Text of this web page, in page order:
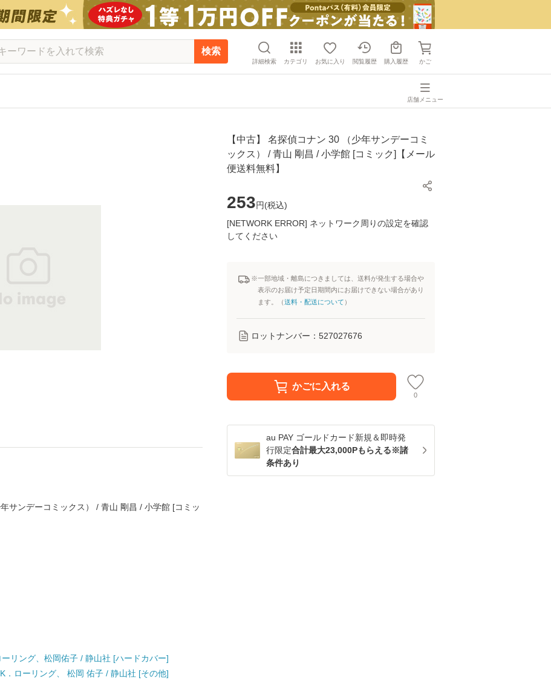
検索
詳細検索 カテゴリ お気に入り 閲覧履歴 購入履歴 かご
店舗メニュー
【中古】 名探偵コナン 30 （少年サンデーコミ
ックス） / 青山 剛昌 / 小学館 [コミック]【メール
便送料無料】
253円(税込)
[NETWORK ERROR] ネットワーク周りの設定を確認
してください
※一部地域・離島につきましては、送料が発生する場合や
表示のお届け予定日期間内にお届けできない場合があり
ます。（送料・配送について ）
ロットナンバー： 527027676
かごに入れる
0
au PAY ゴールドカード新規＆即時発
行限定合計最大23,000Pもらえる※諸
条件あり
サンデーコミックス） / 青山 剛昌 / 小学館 [コミッ
リング、松岡佑子 / 静山社 [ハードカバー]
．ローリング、 松岡 佑子 / 静山社 [その他]